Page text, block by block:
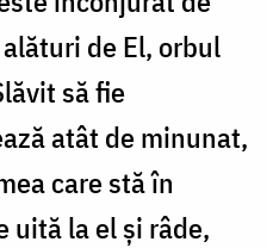
de El, orbul
să fie
atât de minunat,
care stă în
uită la el şi râde,